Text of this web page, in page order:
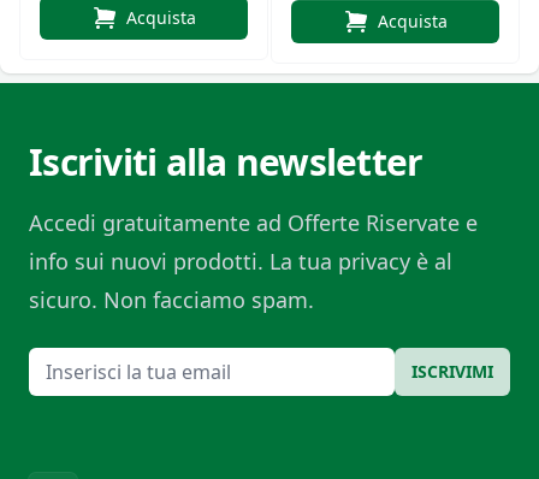
Acquista Acquista
Iscriviti alla newsletter
Accedi gratuitamente ad Offerte Riservate e
info sui nuovi prodotti. La tua privacy è al
sicuro. Non facciamo spam.
Email ISCRIVIMI